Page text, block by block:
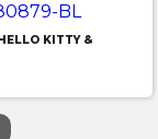
KITTY &